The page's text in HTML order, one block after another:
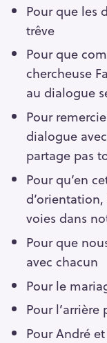
Pour que les
trêve
Pour que
chercheuse
au dialogue
Pour
dialogue
partage pas
Pour qu’en
voies dans
Pour que
avec chacun
Pour le
Pour
Pour André